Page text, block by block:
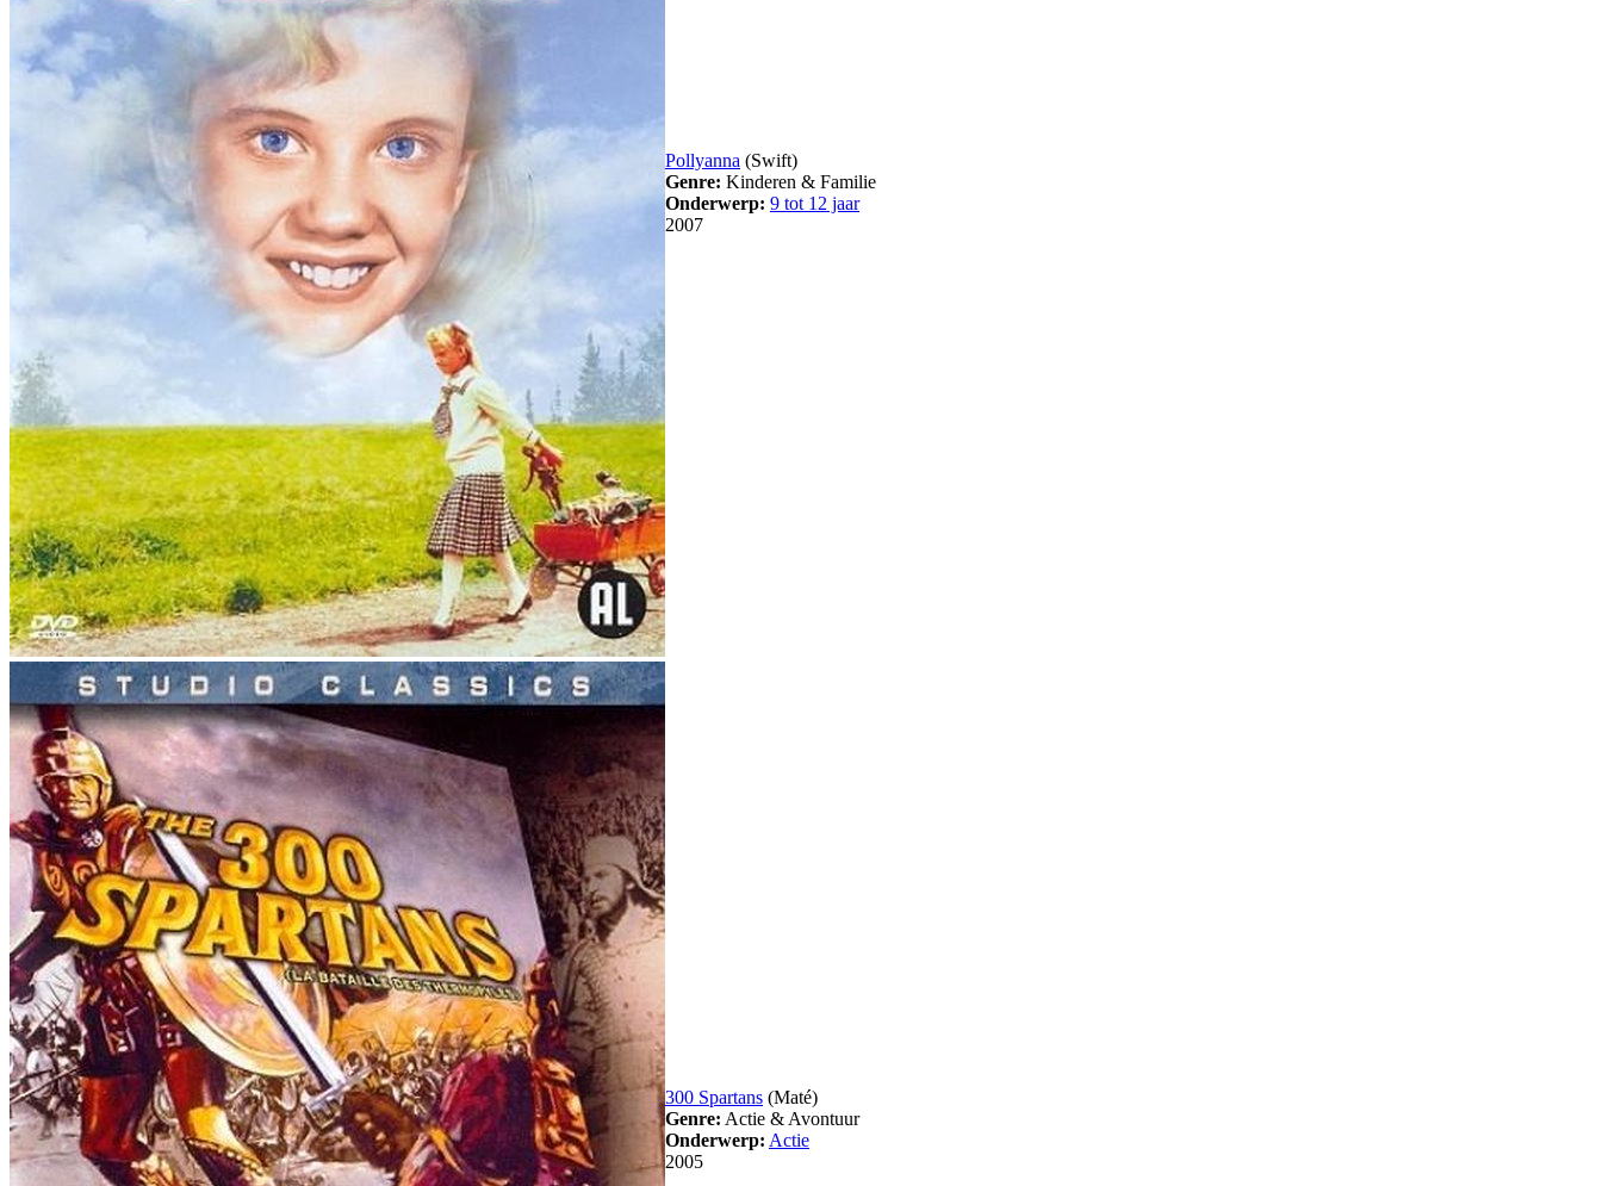
Pollyanna (Swift)
Genre: Kinderen & Familie
Onderwerp: 9 tot 12 jaar
2007
300 Spartans (Maté)
Genre: Actie & Avontuur
Onderwerp: Actie
2005